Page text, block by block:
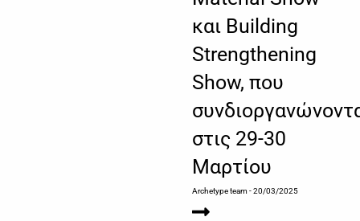
και Building
Strengthening
Show, που
στις 29-30
Μαρτίου
Archetype team- 20/03/2025